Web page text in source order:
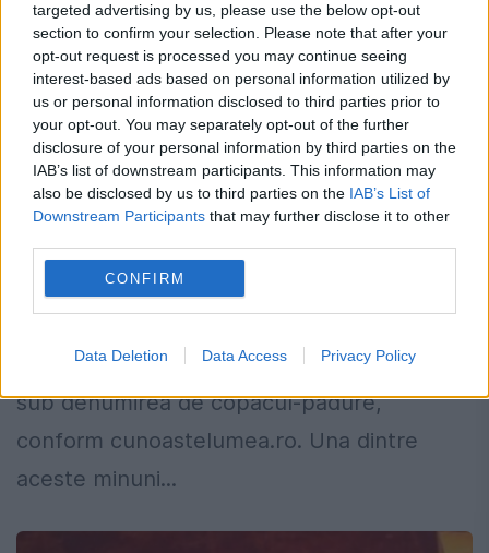
targeted advertising by us, please use the below opt-out
section to confirm your selection. Please note that after your
opt-out request is processed you may continue seeing
interest-based ads based on personal information utilized by
us or personal information disclosed to third parties prior to
your opt-out. You may separately opt-out of the further
disclosure of your personal information by third parties on the
IAB’s list of downstream participants. This information may
also be disclosed by us to third parties on the IAB’s List of
Downstream Participants that may further disclose it to other
CONFIRM
Data Deletion Data Access Privacy Policy
Copacul science fiction ocupă
APROAPE DOUĂ HECTARE şi are CRENGI
DE 25 DE METRI. Banyan, MINUNEA care
arată MĂREŢIA NATURII, în imagini de
senzaţie l Foto
4 OCTOMBRIE 2016
Copacul science fiction ocupă aproape
Acesta este Uriașul Banyan, cunoscut şi
sub denumirea de copacul-pădure,
conform cunoastelumea.ro. Una dintre
aceste minuni...